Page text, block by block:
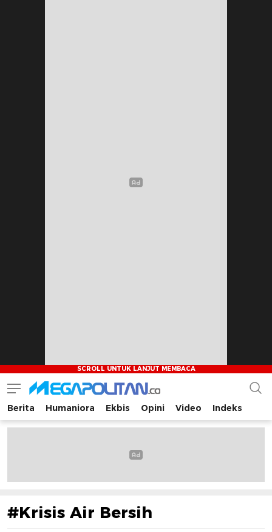
Megapolitan.co
Menyajikan berita-berita fakta bagi pembaca
Berita Humaniora Ekbis Opini Video Indeks
#Krisis Air Bersih